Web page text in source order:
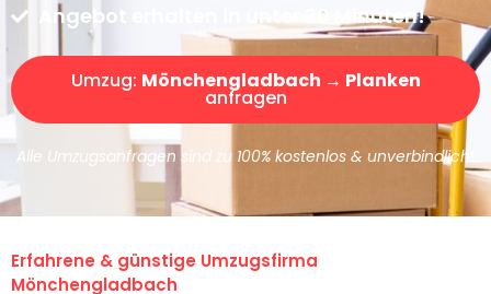
Angebot erhalten in unter 30 Minuten!
Umzug: Mönchengladbach → Planken
anfragen
Alle Umzugsanfragen sind zu 100% kostenlos & unverbindlich!
Erfahrene & günstige Umzugsfirma
Mönchengladbach